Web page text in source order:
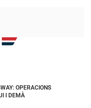
OPERACIONS
I DEMÀ